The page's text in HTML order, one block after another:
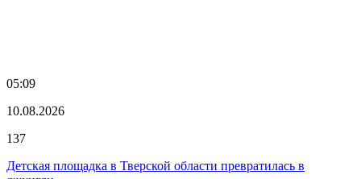
05:09
10.08.2026
137
Детская площадка в Тверской области превратилась в